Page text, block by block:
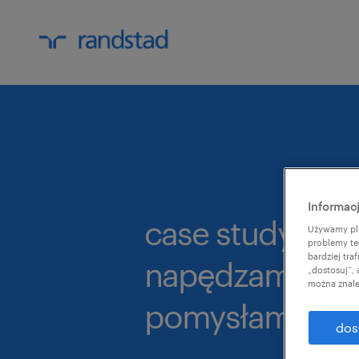
case study:
napędzamy
pomysłami
Używamy
problemy
bardziej
można